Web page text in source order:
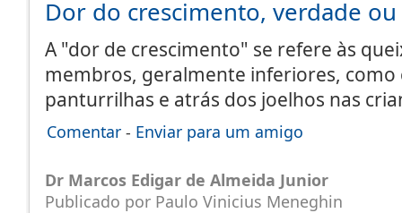
Dor do crescimento, verdade
A "dor de crescimento" se refere às
membros, geralmente inferiores, como
panturrilhas e atrás dos joelhos nas
Comentar - Enviar para um amigo
Dr Marcos Edigar de Almeida Junior
Publicado por Paulo Vinicius Meneghin